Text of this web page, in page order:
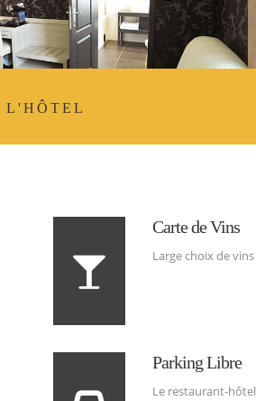
L'HÔTEL
Carte de Vins
Large choix de
Parking Libre
Le restaurant-